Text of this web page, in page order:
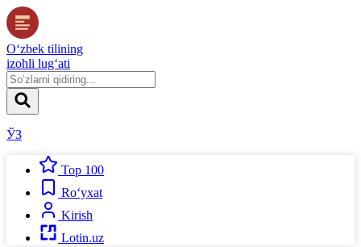
O‘zbek tilining
izohli lug‘ati
ЎЗ
Top 100
Ro‘yxat
Kirish
Lotin.uz